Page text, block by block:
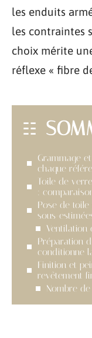
les enduits
les contraintes
choix mérite
réflexe « fibre
Grammage
chaque
Toile de
:
Pose de
sous-
Ventilation
Préparation
conditionne
Finition et
revêtement
Nombre